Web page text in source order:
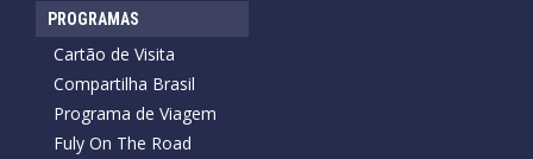
PROGRAMAS
Cartão de Visita
Compartilha Brasil
Programa de Viagem
Fuly On The Road